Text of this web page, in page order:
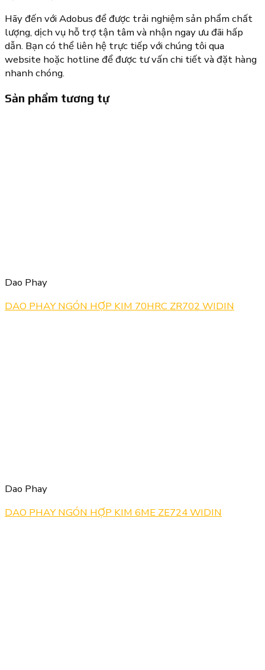
Hãy đến với Adobus để được trải nghiệm sản phẩm chất
lượng, dịch vụ hỗ trợ tận tâm và nhận ngay ưu đãi hấp
dẫn. Bạn có thể liên hệ trực tiếp với chúng tôi qua
website hoặc hotline để được tư vấn chi tiết và đặt hàng
nhanh chóng.
Sản phẩm tương tự
Dao Phay
DAO PHAY NGÓN HỢP KIM 70HRC ZR702 WIDIN
Dao Phay
DAO PHAY NGÓN HỢP KIM 6ME ZE724 WIDIN